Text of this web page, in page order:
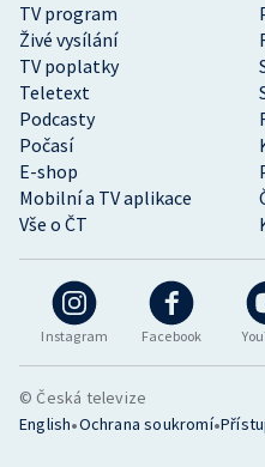
Instagram Facebook
TV program
Živé vysílání
TV poplatky
Teletext
Podcasty
Počasí
E-shop
Mobilní a TV aplikace
Vše o ČT
© Česká televize
English•Ochrana soukromí•